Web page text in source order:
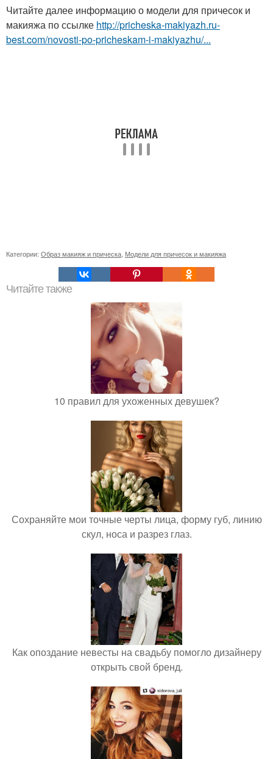
Читайте далее информацию о модели для причесок и
макияжа по ссылке http://pricheska-makiyazh.ru-
best.com/novosti-po-pricheskam-i-makiyazhu/...
Категории: Образ макияж и прическа, Модели для причесок и макияжа
Читайте также
10 правил для ухоженных девушек?
Сохраняйте мои точные черты лица, форму губ, линию
скул, носа и разрез глаз.
Как опоздание невесты на свадьбу помогло дизайнеру
открыть свой бренд.